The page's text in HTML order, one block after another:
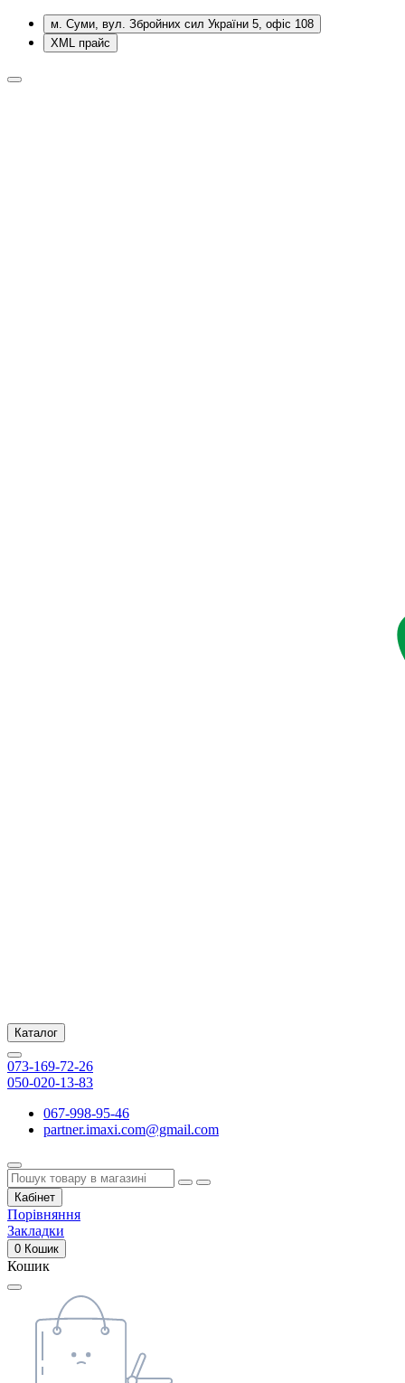
м. Суми, вул. Збройних сил України 5, офіс 108
XML прайс
Каталог
073-169-72-26
050-020-13-83
067-998-95-46
partner.imaxi.com@gmail.com
Кабінет
Порівняння
Закладки
0 Кошик
Кошик